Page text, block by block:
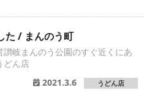
た / まんのう町
讃岐まんのう公園のすぐ近くにあ
どん店
2021.3.6
うどん店